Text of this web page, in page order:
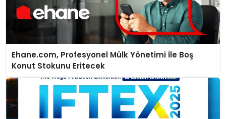
Ehane.com, Profesyonel Mülk Yönetimi İle Boş
Konut Stokunu Eritecek